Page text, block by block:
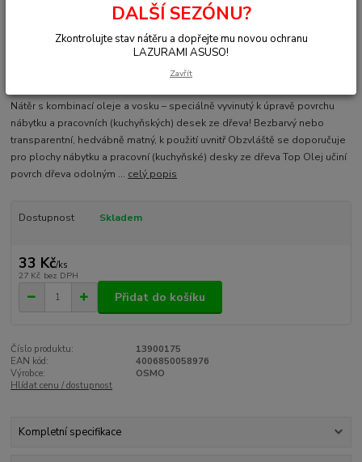
Ohodnotit produkt
Nátěr s kombinací oleje a vosku – speciálně vyvinutý k úpravě povrchu
nábytku a pracovních (kuchyňských) desek ze dřeva! Bezbarvý nebo
transparentní, hedvábně matný, k použití uvnitř Obzvláště se doporučuje
pro plochy nábytku a pracovní (kuchyňské) desky ze dřeva Top Olej učiní
povrch dřeva odolným ... celý popis
Dostupnost Skladem
33 Kč/ks
27 Kč bez DPH
Přidat do košíku
Číslo produktu:
13900175
EAN kód:
4006850058976
Výrobce:
OSMO
Hlídat cenu / dostupnost
Kompletní specifikace
DALŠÍ SEZÓNU?
Zkontrolujte stav nátěru a dopřejte mu novou ochranu
LAZURAMI ASUSO!
Zavřít